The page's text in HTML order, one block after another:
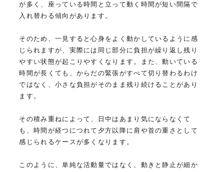
が多く、座っている時間と立って動く時間が短い間隔で
入れ替わる傾向があります。
そのため、一見すると心身をよく動かしているように感
じられますが、実際には同じ部分に負担が繰り返し残り
やすい状態が起こりやすくなります。また、動いている
時間が長くても、からだの緊張がすべて切り替わるわけ
ではなく、小さな負担がそのまま残り続けることがあり
ます。
その積み重ねによって、日中はあまり気にならなくて
も、時間が経つにつれて夕方以降に肩や首の重さとして
感じられるケースが多くなります。
このように、単純な活動量ではなく、動きと静止が細か